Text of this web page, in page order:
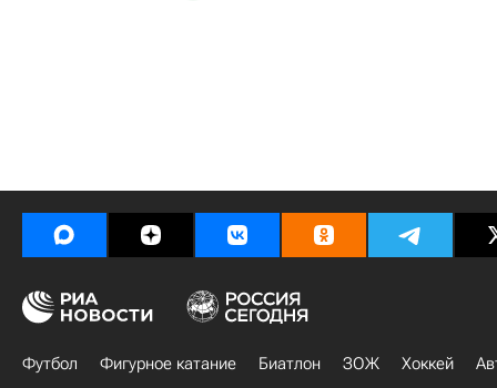
Футбол Фигурное катание Биатлон ЗОЖ Хоккей